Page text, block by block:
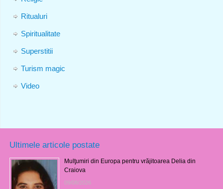
Ritualuri
Spiritualitate
Superstitii
Turism magic
Video
Ultimele articole postate
Mulţumiri din Europa pentru vrăjitoarea Delia din
Craiova
09/08/2026